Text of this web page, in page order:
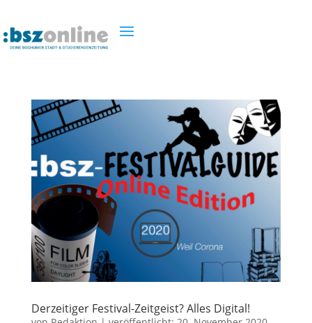
Derzeitiger Festival-Zeitgeist? Alles Digital!